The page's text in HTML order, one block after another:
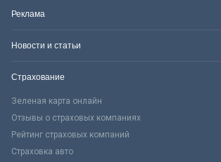
Реклама
Новости и статьи
Страхование
Зеленая карта онлайн
Отзывы о страховых компаниях
Рейтинг страховых компаний
Страховка авто